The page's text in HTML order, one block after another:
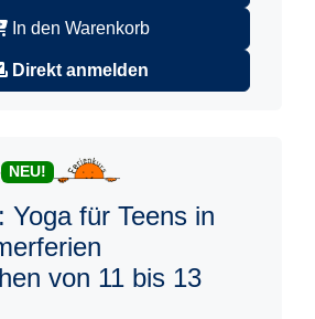
In den Warenkorb
Direkt anmelden
NEU!
Yoga für Teens in
von 11 bis 13